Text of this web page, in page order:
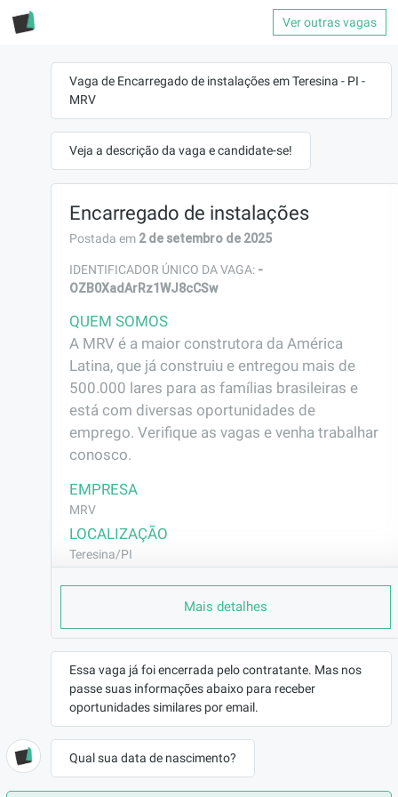
Ver outras vagas
Vaga de Encarregado de instalações em Teresina - PI -
MRV
Veja a descrição da vaga e candidate-se!
Encarregado de instalações
Postada em 2 de setembro de 2025
IDENTIFICADOR ÚNICO DA VAGA: -
OZB0XadArRz1WJ8cCSw
QUEM SOMOS
A MRV é a maior construtora da América
Latina, que já construiu e entregou mais de
500.000 lares para as famílias brasileiras e
está com diversas oportunidades de
emprego. Verifique as vagas e venha trabalhar
conosco.
EMPRESA
MRV
LOCALIZAÇÃO
Teresina/PI
CONTRATO
REMUNERAÇÃO
R$3284,88
VAGA AFIRMATIVA
Não
Construção Civil
BENEFÍCIOS
Mais detalhes
Essa vaga já foi encerrada pelo contratante. Mas nos
passe suas informações abaixo para receber
oportunidades similares por email.
Qual sua data de nascimento?